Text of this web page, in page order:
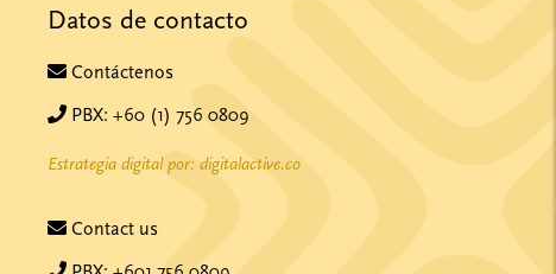
Datos de contacto
Contáctenos
PBX: +60 (1) 756 0809
Estrategia digital por: digitalactive.co
Contact us